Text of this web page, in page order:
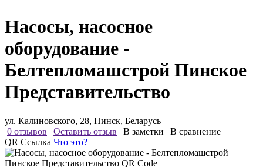
Насосы, насосное
оборудование -
Белтепломашстрой Пинское
Представительство
ул. Калиновского, 28, Пинск, Беларусь
0 отзывов | Оставить отзыв | В заметки | В сравнение
QR Ссылка Что это?